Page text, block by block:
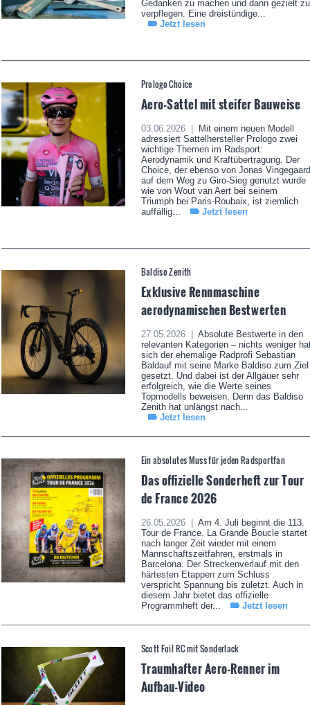
Gedanken zu machen und dann gezielt zu
verpflegen. Eine dreistündige...
Jetzt lesen
Prologo Choice
Aero-Sattel mit steifer Bauweise
03.06.2026 |
Mit einem neuen Modell
adressiert Sattelhersteller Prologo zwei
wichtige Themen im Radsport:
Aerodynamik und Kraftübertragung. Der
Choice, der ebenso von Jonas Vingegaard
auf dem Weg zu Giro-Sieg genutzt wurde
wie von Wout van Aert bei seinem
Triumph bei Paris-Roubaix, ist ziemlich
auffällig...
Jetzt lesen
Baldiso Zenith
Exklusive Rennmaschine
aerodynamischen Bestwerten
27.05.2026 |
Absolute Bestwerte in den
relevanten Kategorien – nichts weniger
sich der ehemalige Radprofi Sebastian
Baldauf mit seine Marke Baldiso zum Ziel
gesetzt. Und dabei ist der Allgäuer sehr
erfolgreich, wie die Werte seines
Topmodells beweisen. Denn das Baldiso
Zenith hat unlängst nach...
Jetzt lesen
Ein absolutes Muss für jeden Radsportfan
Das offizielle Sonderheft zur Tour
de France 2026
26.05.2026 |
Am 4. Juli beginnt die 113.
Tour de France. La Grande Boucle startet
nach langer Zeit wieder mit einem
Mannschaftszeitfahren, erstmals in
Barcelona. Der Streckenverlauf mit den
härtesten Etappen zum Schluss
verspricht Spannung bis zuletzt. Auch in
diesem Jahr bietet das offizielle
Programmheft der...
Jetzt lesen
Scott Foil RC mit Sonderlack
Traumhafter Aero-Renner im
Aufbau-Video